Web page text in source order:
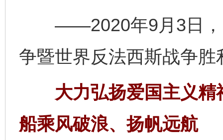
——2020年9月3日，
争暨世界反法西斯战争
大力弘扬爱国主义精
船乘风破浪、扬帆远航